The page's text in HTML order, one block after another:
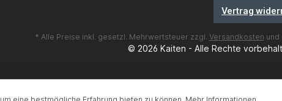
Vertrag
* Alle Preise inkl. gesetzl. Mehrwertsteuer zzgl. Versandkosten und
© 2026 Kaiten - Alle Rechte